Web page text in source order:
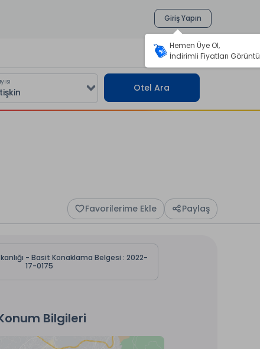
Giriş Yapın
Otel Ara
Favorilerime Ekle Paylaş
- Basit Konaklama Belgesi : 2022-
17-0175
Bilgileri
Hemen Üye Ol,
İndirimli Fiyatları